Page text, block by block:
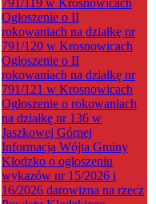
Ogłoszenie o II
rokowaniach na działkę nr
791/120 w Krosnowicach
Ogłoszenie o II
rokowaniach na działkę nr
791/121 w Krosnowicach
Ogłoszenie o rokowaniach
na działkę nr 136 w
Jaszkowej Górnej
Informacja Wójta Gminy
Kłodzko o ogłoszeniu
wykazów nr 15/2026 i
16/2026 darowizna na rzecz